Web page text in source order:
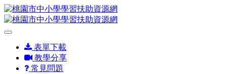
表單下載
教學分享
常見問題